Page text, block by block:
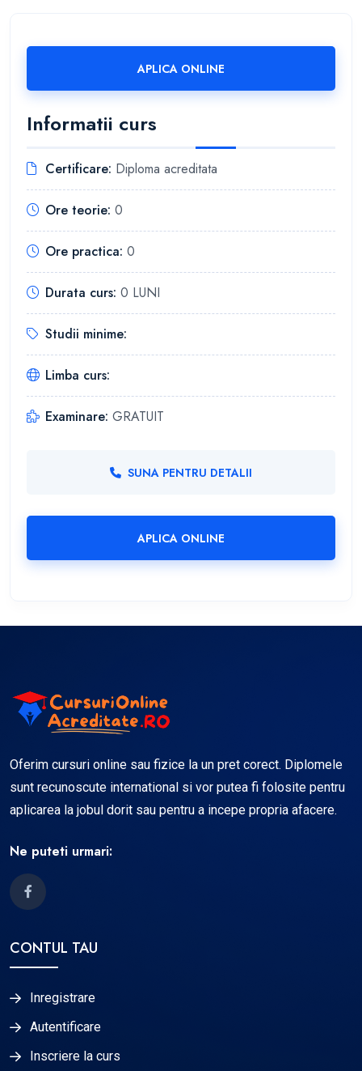
APLICA ONLINE
Informatii curs
Certificare: Diploma acreditata
Ore teorie: 0
Ore practica: 0
Durata curs: 0 LUNI
Studii minime:
Limba curs:
Examinare: GRATUIT
SUNA PENTRU DETALII
APLICA ONLINE
Oferim cursuri online sau fizice la un pret corect. Diplomele
sunt recunoscute international si vor putea fi folosite pentru
aplicarea la jobul dorit sau pentru a incepe propria afacere.
Ne puteti urmari:
CONTUL TAU
Inregistrare
Autentificare
Inscriere la curs